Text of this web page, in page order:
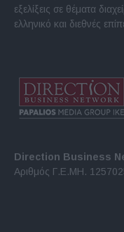
εξελίξεις σε θέματα
ελληνικό και διεθνές
Direction Business
Αριθμός Γ.Ε.ΜΗ.